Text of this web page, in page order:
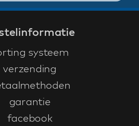
systeem
verzending
garantie
facebook